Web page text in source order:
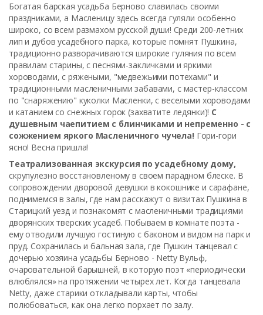
Богатая барская усадьба Берново славилась своими
праздниками, а Масленицу здесь всегда гуляли особенно
широко, со всем размахом русской души! Среди 200-летних
лип и дубов усадебного парка, которые помнят Пушкина,
традиционно разворачиваются широкие гуляния по всем
правилам старины, с песнями-закличками и яркими
хороводами, с ряжеными, "медвежьими потехами" и
традиционными масленичными забавами, с мастер-классом
по "снаряжению" куколки Масленки, с веселыми хороводами
и катанием со снежных горок (захватите ледянки)! С
душевным чаепитием с блинчиками и непременно - с
сожжением яркого Масленичного чучела! Гори-гори
ясно! Весна пришла!
Театрализованная экскурсия по усадебному дому,
скрупулезно восстановленому в своем парадном блеске. В
сопровождении дворовой девушки в кокошнике и сарафане,
поднимемся в залы, где нам расскажут о визитах Пушкина в
Старицкий уезд и познакомят с масленичными традициями
дворянских тверских усадеб. Побываем в комнате поэта -
ему отводили лучшую гостиную с баконом и видом на парк и
пруд. Сохранилась и бальная зала, где Пушкин танцевал с
дочерью хозяина усадьбы Берново - Netty Вульф,
очаровательной барышней, в которую поэт «периодически
влюблялся» на протяжении четырех лет. Когда танцевала
Netty, даже старики откладывали карты, чтобы
полюбоваться, как она легко порхает по залу.